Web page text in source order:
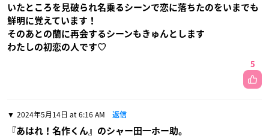
いたところを見破られ名乗るシーンで恋に落ちたのをいまでも
鮮明に覚えています！
そのあとの蘭に再会するシーンもきゅんとします
わたしの初恋の人です♡
5
2024年5月14日 at 6:16 AM 返信
『あはれ！名作くん』のシャー田一ホー助。